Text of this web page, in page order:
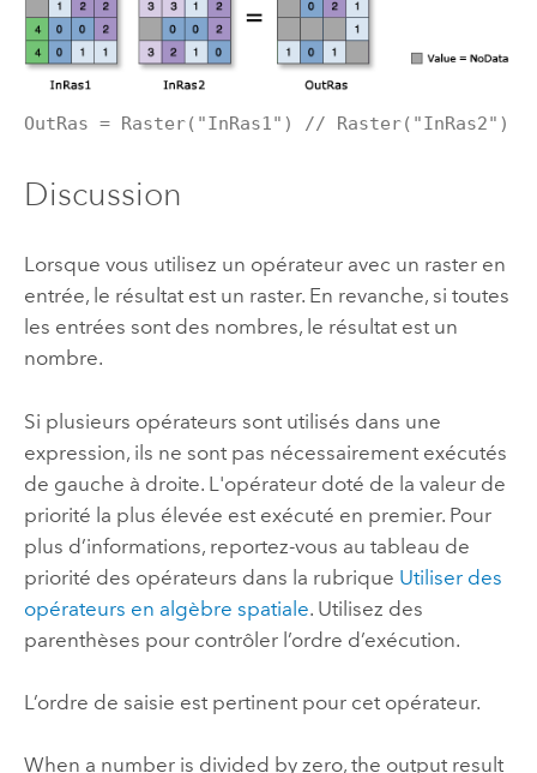
OutRas = Raster("InRas1") // Raster("InRas2")
Discussion
Lorsque vous utilisez un opérateur avec un raster en
entrée, le résultat est un raster. En revanche, si toutes
les entrées sont des nombres, le résultat est un
nombre.
Si plusieurs opérateurs sont utilisés dans une
expression, ils ne sont pas nécessairement exécutés
de gauche à droite. L'opérateur doté de la valeur de
priorité la plus élevée est exécuté en premier. Pour
plus d’informations, reportez-vous au tableau de
priorité des opérateurs dans la rubrique Utiliser des
opérateurs en algèbre spatiale. Utilisez des
parenthèses pour contrôler l’ordre d’exécution.
L’ordre de saisie est pertinent pour cet opérateur.
When a number is divided by zero, the output result